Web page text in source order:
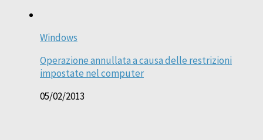
Windows
Operazione annullata a causa delle restrizioni
impostate nel computer
05/02/2013